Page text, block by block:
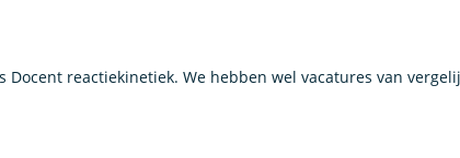
reactiekinetiek. We hebben wel vacatures van